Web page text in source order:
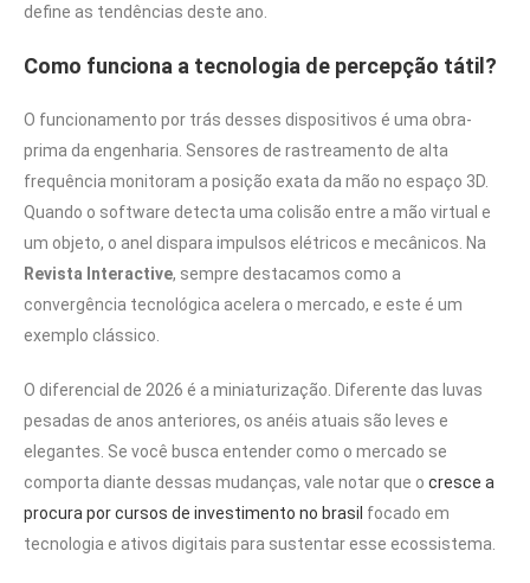
define as tendências deste ano.
Como funciona a tecnologia de percepção tátil?
O funcionamento por trás desses dispositivos é uma obra-
prima da engenharia. Sensores de rastreamento de alta
frequência monitoram a posição exata da mão no espaço 3D.
Quando o software detecta uma colisão entre a mão virtual e
um objeto, o anel dispara impulsos elétricos e mecânicos. Na
Revista Interactive, sempre destacamos como a
convergência tecnológica acelera o mercado, e este é um
exemplo clássico.
O diferencial de 2026 é a miniaturização. Diferente das luvas
pesadas de anos anteriores, os anéis atuais são leves e
elegantes. Se você busca entender como o mercado se
comporta diante dessas mudanças, vale notar que o cresce a
procura por cursos de investimento no brasil focado em
tecnologia e ativos digitais para sustentar esse ecossistema.